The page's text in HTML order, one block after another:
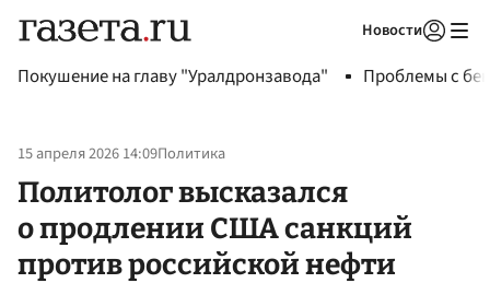
Новости
Покушение на главу "Уралдронзавода" Проблемы с
15 апреля 2026 14:09Политика
Политолог высказался
о продлении США санкций
против российской нефти